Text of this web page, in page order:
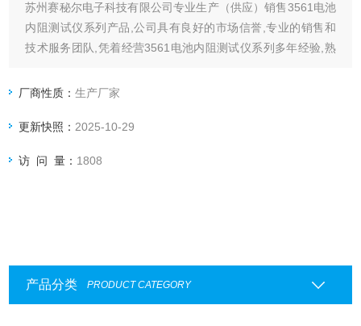
苏州赛秘尔电子科技有限公司专业生产（供应）销售3561电池
内阻测试仪系列产品,公司具有良好的市场信誉,专业的销售和
技术服务团队,凭着经营3561电池内阻测试仪系列多年经验,熟
商的*好评,来涵洽谈交流
厂商性质：生产厂家
更新快照： 2025-10-29
访 问 量： 1808
产品分类 PRODUCT CATEGORY